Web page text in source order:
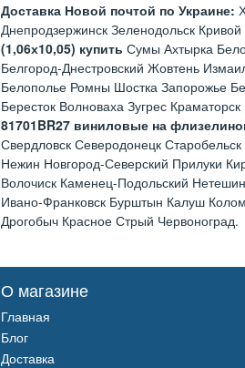
Доставка Новой почтой по Украине:
Днепродзержинск Зеленодольск
(1,06х10,05) купить Сумы Ахтырка
Белгород-Днестровский Жовтень
Белополье Ромны Шостка Запорожье
Бересток Волноваха Зугрес
81701BR27 виниловые на
Свердловск Северодонецк
Нежин Новгород-Северский Прилуки
Волочиск Каменец-Подольский
Ивано-Франковск Бурштын Калуш
Дрогобыч Красное Стрый Червоноград.
О магазине
Главная
Блог
Доставка